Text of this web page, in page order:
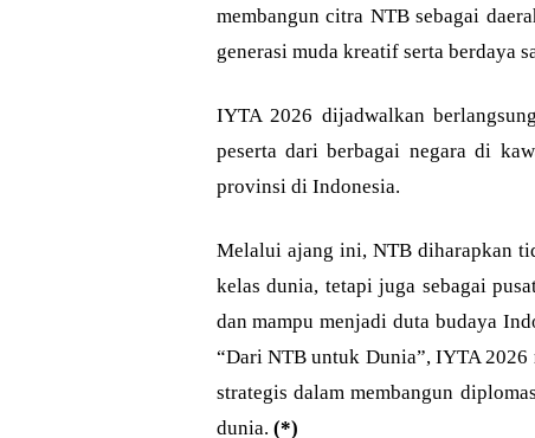
membangun citra NTB sebagai
generasi muda kreatif serta berdaya
IYTA 2026 dijadwalkan
peserta dari berbagai negara di
provinsi di Indonesia.
Melalui ajang ini, NTB diharapkan
kelas dunia, tetapi juga sebagai
dan mampu menjadi duta budaya
“Dari NTB untuk Dunia”, IYTA
strategis dalam membangun
dunia. (*)